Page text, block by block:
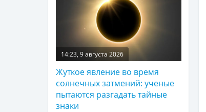
14:23, 9 августа 2026
Жуткое явление во время
солнечных затмений: ученые
пытаются разгадать тайные
знаки